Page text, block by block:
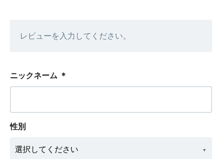
レビューを入力してください。
ニックネーム ＊
性別